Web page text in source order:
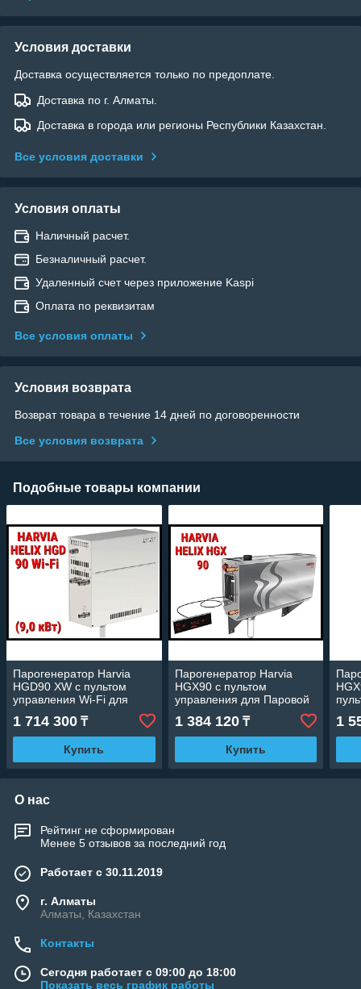
Условия доставки
Доставка осуществляется только по предоплате.
Доставка по г. Алматы.
Доставка в города или регионы Республики Казахстан.
Все условия доставки
Условия оплаты
Наличный расчет.
Безналичный расчет.
Удаленный счет через приложение Kaspi
Оплата по реквизитам
Все условия оплаты
Условия возврата
Возврат товара в течение 14 дней по договоренности
Все условия возврата
Подобные товары компании
Парогенератор Harvia
HGD90 XW c пультом
управления Wi-Fi для
Паровой (Мощность 9,0
кВт, объем 4,5-10 м3)
1 714 300 ₸
Купить
Парогенератор Harvia
HGX90 c пультом
управления для Паровой
(Мощность 9 кВт, объем
4,5-10 м3)
1 384 120₸
Купить
1
О нас
Рейтинг не сформирован
Менее 5 отзывов за последний год
Работает с 30.11.2019
г. Алматы
Алматы, Казахстан
Контакты
Сегодня работает с 09:00 до 18:00
Показать весь график работы